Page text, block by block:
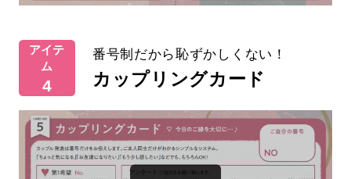
アイテ
ム
4
番号制だから恥ずかしくない！
カップリングカード